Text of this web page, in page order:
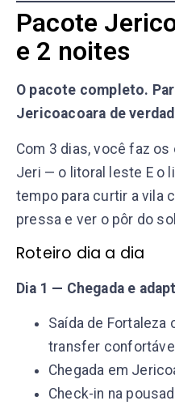
Pacote
e 2 noites
O pacote completo.
Jericoacoara de
Com 3 dias, você faz
Jeri — o litoral leste E o
tempo para curtir a vila
pressa e ver o pôr do
Roteiro dia a dia
Dia 1 — Chegada e
Saída de Fortaleza
transfer confortável
Chegada em
Check-in na